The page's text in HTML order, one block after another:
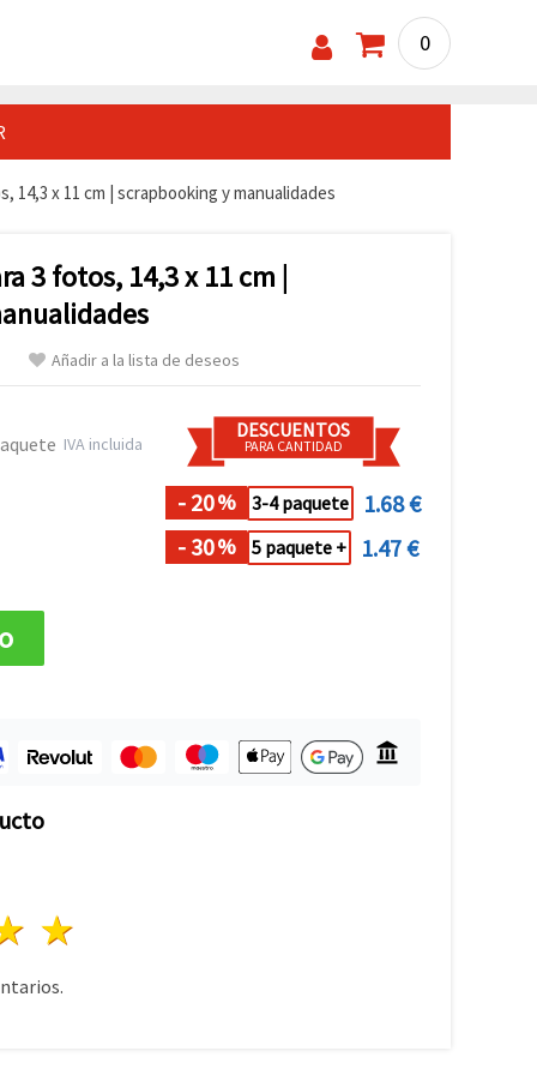
0
14,3 x 11 cm | scrapbooking y manualidades
3 fotos, 14,3 x 11 cm |
Añadir a la lista de deseos
IVA incluida
DESCUENTOS
PARA CANTIDAD
- 20% 3-4 paquete
1.68 €
- 30% 5 paquete + 1.47 €
4 estrellas
estrellas